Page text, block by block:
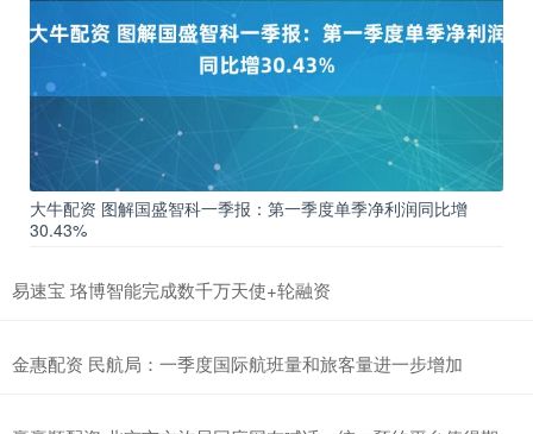
大牛配资 图解国盛智科一季报：第一季度单季净利润同比增
30.43%
易速宝 珞博智能完成数千万天使+轮融资
金惠配资 民航局：一季度国际航班量和旅客量进一步增加